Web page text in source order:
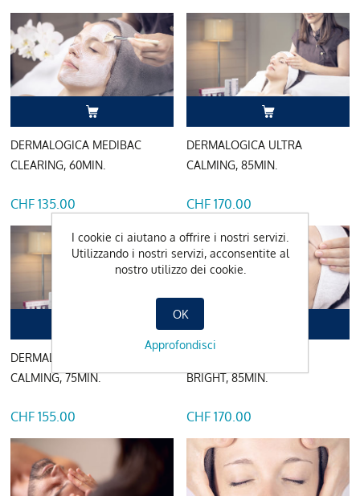
DERMALOGICA MEDIBAC
CLEARING, 60MIN.
CHF 135.00
DERMALOGICA ULTRA
CALMING, 85MIN.
CHF 170.00
DERMALOGICA ULTRA
CALMING, 75MIN.
CHF 155.00
BRIGHT, 85MIN.
CHF 170.00
I cookie ci aiutano a offrire i nostri servizi.
Utilizzando i nostri servizi, acconsentite al
nostro utilizzo dei cookie.
OK
Approfondisci